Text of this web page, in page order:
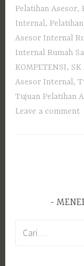
Pelatihan Asesor,
Internal,
Asesor Internal
Internal Rumah
KOMPETENSI,
Asesor Internal,
Tujuan Pelatihan
Leave a comment